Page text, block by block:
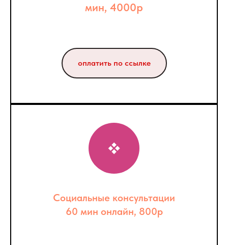
мин, 4000р
оплатить по ссылке
Социальные консультации
60 мин онлайн, 800р